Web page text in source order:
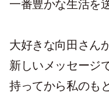
一番豊かな生活
大好きな向田さん
新しいメッセージ
持ってから私のも